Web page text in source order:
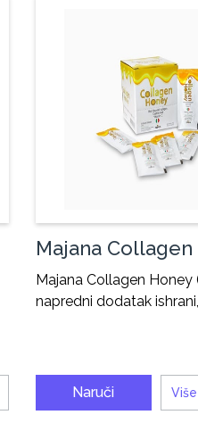
Majana
Majana Collagen Honey
napredni dodatak
Naruči